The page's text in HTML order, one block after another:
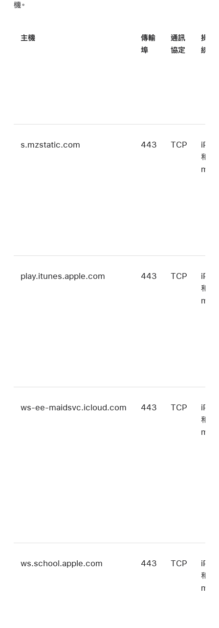
機。
主機
傳輸
埠
通訊
協定
操作
統
s.mzstatic.com 443 TCP
和
play.itunes.apple.com 443 TCP
和
ws-ee-maidsvc.icloud.com 443 TCP
和
ws.school.apple.com 443 TCP
和